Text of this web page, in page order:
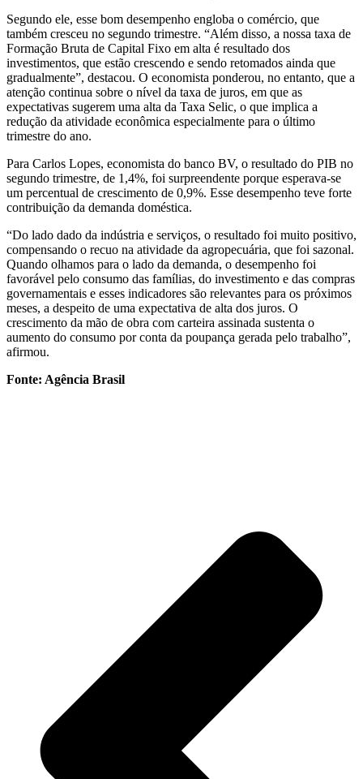
Segundo ele, esse bom desempenho engloba o comércio, que
também cresceu no segundo trimestre. “Além disso, a nossa taxa de
Formação Bruta de Capital Fixo em alta é resultado dos
investimentos, que estão crescendo e sendo retomados ainda que
gradualmente”, destacou. O economista ponderou, no entanto, que a
atenção continua sobre o nível da taxa de juros, em que as
expectativas sugerem uma alta da Taxa Selic, o que implica a
redução da atividade econômica especialmente para o último
trimestre do ano.
Para Carlos Lopes, economista do banco BV, o resultado do PIB no
segundo trimestre, de 1,4%, foi surpreendente porque esperava-se
um percentual de crescimento de 0,9%. Esse desempenho teve forte
contribuição da demanda doméstica.
“Do lado dado da indústria e serviços, o resultado foi muito positivo,
compensando o recuo na atividade da agropecuária, que foi sazonal.
Quando olhamos para o lado da demanda, o desempenho foi
favorável pelo consumo das famílias, do investimento e das compras
governamentais e esses indicadores são relevantes para os próximos
meses, a despeito de uma expectativa de alta dos juros. O
crescimento da mão de obra com carteira assinada sustenta o
aumento do consumo por conta da poupança gerada pelo trabalho”,
afirmou.
Fonte: Agência Brasil